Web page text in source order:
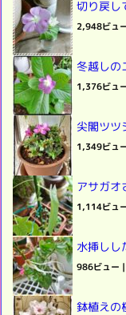
切り戻し
2,948ビュ
冬越しの
1,376ビュ
尖閣ツツ
1,349ビュ
アサガオ
1,114ビュ
水挿しし
986ビュー |
鉢植えの